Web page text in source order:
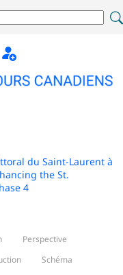
du Saint-Laurent à
the St.
4
Perspective
Schéma